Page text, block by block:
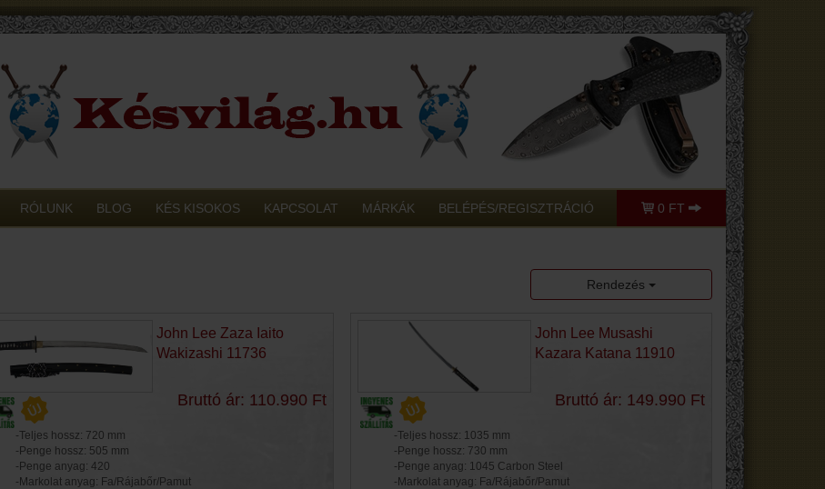
RÓLUNK BLOG KÉS KISOKOS KAPCSOLAT MÁRKÁK BELÉPÉS/REGISZTRÁCIÓ 0 FT
Rendezés
John Lee Zaza Iaito
Wakizashi 11736
Bruttó ár: 110.990 Ft
-Teljes hossz: 720 mm
-Penge hossz: 505 mm
-Penge anyag: 420
-Markolat anyag: Fa/Rájabőr/Pamut
John Lee Musashi
Kazara Katana 11910
Bruttó ár: 149.990 Ft
-Teljes hossz: 1035 mm
-Penge hossz: 730 mm
-Penge anyag: 1045 Carbon Steel
-Markolat anyag: Fa/Rájabőr/Pamut